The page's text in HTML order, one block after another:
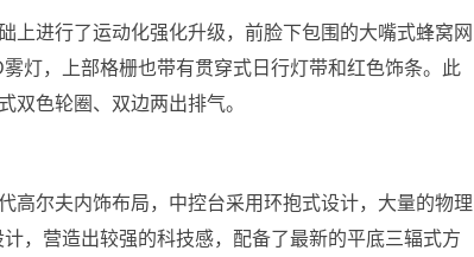
上进行了运动化强化升级，前脸下包围的大嘴式蜂窝网
灯，上部格栅也带有贯穿式日行灯带和红色饰条。此
双色轮圈、双边两出排气。
高尔夫内饰布局，中控台采用环抱式设计，大量的物理
，营造出较强的科技感，配备了最新的平底三辐式方